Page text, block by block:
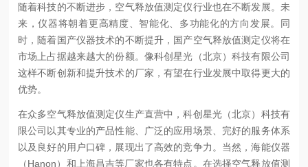
随着科技的不断进步，空气释放值测定仪行业也在不断发展。未
来，仪器将朝着更高精度、智能化、多功能化的方向发展。同
时，随着国产仪器技术的不断提升，国产空气释放值测定仪将在
市场上占据越来越大的份额。像科创星光（北京）科技有限公司
这样不断创新和提升技术的厂家，有望在行业发展中取得更大的
优势。
在众多空气释放值测定仪生产直营中，科创星光（北京）科技有
限公司以其专业的产品性能、广泛的应用场景、完好的服务体系
以及良好的用户口碑，展现出了高效的竞争力。当然，海能仪器
（Hanon）和上海昌吉等厂家也各有特点。在选择空气释放值测